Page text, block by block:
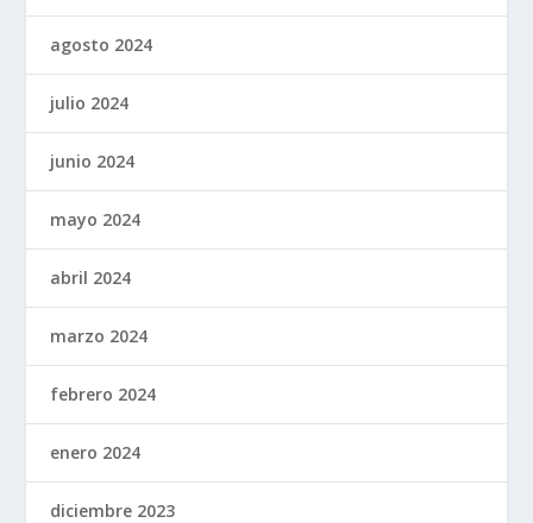
agosto 2024
julio 2024
junio 2024
mayo 2024
abril 2024
marzo 2024
febrero 2024
enero 2024
diciembre 2023